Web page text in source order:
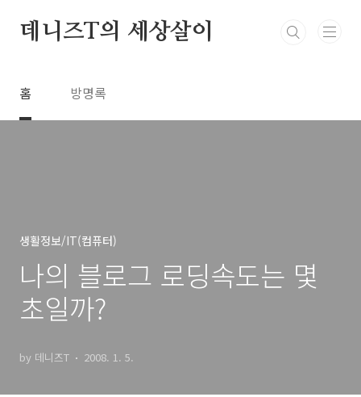
데니즈T의 세상살이
홈 방명록
생활정보/IT(컴퓨터)
나의 블로그 로딩속도는 몇
초일까?
by 데니즈T 2008. 1. 5.